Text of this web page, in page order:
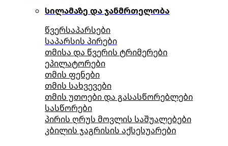
სილამაზე და ჯანმრთელობა
წვერსაპარსები
საპარსის პირები
თმისა და წვერის ტრიმერები
ეპილატორები
თმის ფენები
თმის სახვევები
თმის უთოები და გასასწორებლები
სასწორები
პირის ღრუს მოვლის საშუალებები
კბილის ჯაგრისის აქსესუარები